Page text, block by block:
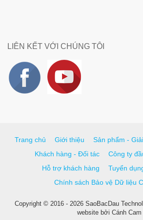
LIÊN KẾT VỚI CHÚNG TÔI
Trang chủ Giới thiệu Sản phẩm -
Khách hàng - Đối tác
Công ty
Hỗ trợ khách hàng
Tuyển
Chính sách Bảo vệ Dữ liệu
Copyright © 2016 - 2026 SaoBacDau
website bởi Cánh Cam